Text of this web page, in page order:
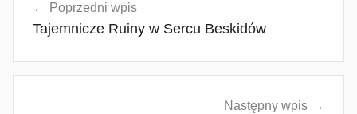
wpisuPoprzedni wpis
Tajemnicze Ruiny w Sercu Beskidów
Następny wpis